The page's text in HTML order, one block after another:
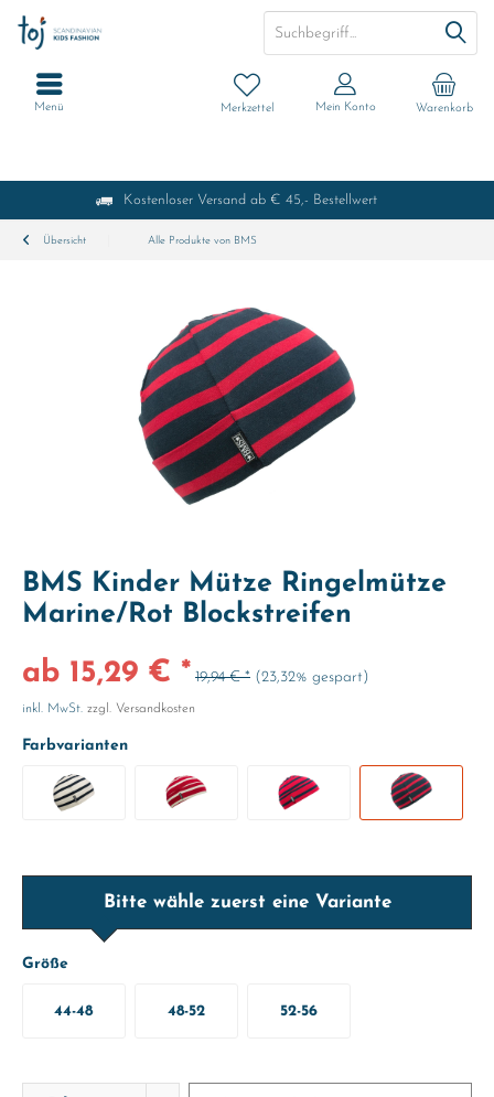
Kostenloser Versand ab € 45,- Bestellwert
Warenkorb
Merkzettel Mein Konto
Menü
Übersicht Alle Produkte von BMS
BMS Kinder Mütze Ringelmütze
Marine/Rot Blockstreifen
ab 15,29 € * 19,94 € * (23,32% gespart)
inkl. MwSt. zzgl. Versandkosten
Farbvarianten
Bitte wähle zuerst eine Variante
Größe
44-48 48-52 52-56